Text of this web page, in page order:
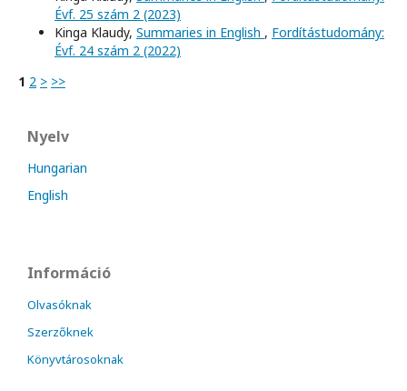
Évf. 25 szám 2 (2023)
Kinga Klaudy, Summaries in English , Fordítástudomány:
Évf. 24 szám 2 (2022)
1 2 > >>
Nyelv
Hungarian
English
Információ
Olvasóknak
Szerzőknek
Könyvtárosoknak